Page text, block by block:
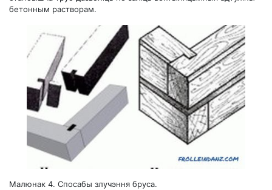
бетонным растворам.
Малюнак 4. Спосабы злучэння бруса.